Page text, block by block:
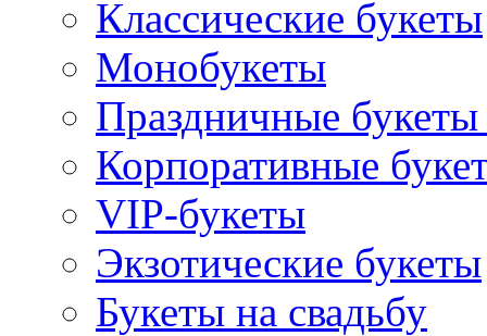
Классические букеты
Монобукеты
Праздничные букеты
Корпоративные
VIP-букеты
Экзотические букеты
Букеты на свадьбу